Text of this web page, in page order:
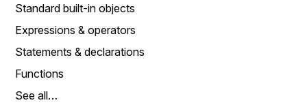
Standard built-in objects
Expressions & operators
Statements & declarations
Functions
See all…